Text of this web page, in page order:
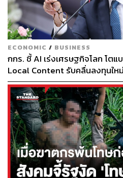
ECONOMIC / BUSINESS
กกร. ชี้ AI เร่งเศรษฐกิจโลก โต
Local Content รับคลื่นลงทุนใหม่